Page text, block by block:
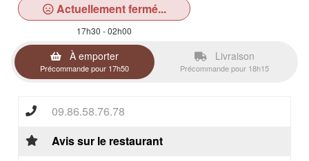
Actuellement fermé...
17h30 - 02h00
À emporter
Précommande pour 17h50
Livraison
Précommande pour 18h15
09.86.58.76.78
Avis sur le restaurant